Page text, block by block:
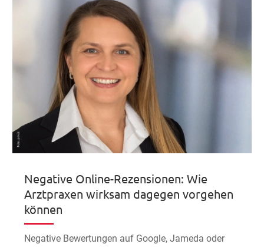
Negative Online-Rezensionen: Wie
Arztpraxen wirksam dagegen vorgehen
können
Negative Bewertungen auf Google, Jameda oder